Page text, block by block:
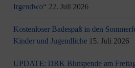
Irgendwo“ 22. Juli 2026
Kostenloser Badespaß in den
Kinder und Jugendliche 15. Juli 2026
UPDATE: DRK Blutspende am